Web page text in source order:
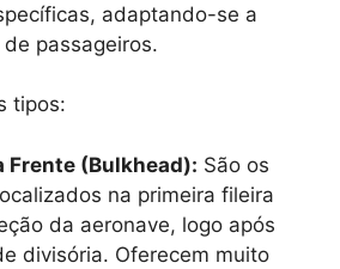
adaptando-se a
passageiros.
tipos:
Frente (Bulkhead): São os
na primeira fileira
da aeronave, logo após
divisória. Oferecem muito